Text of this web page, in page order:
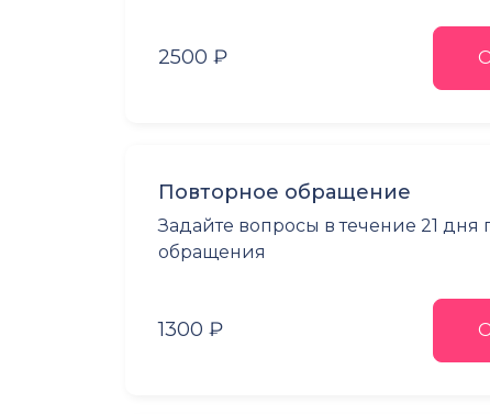
2500 ₽
Повторное обращение
Задайте вопросы в течение 21
обращения
1300 ₽